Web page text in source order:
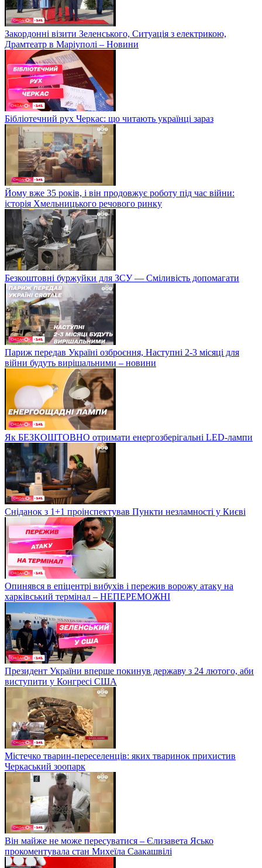
Закордонні візити Зеленського, Ситуація з електрикою,
Драмтеатр в Маріуполі – Новини
Бібліотечний рух Черкас: що читають українці зараз
Йому вже 35 років, і він продовжує роботу під час війни:
історія Хмельницького речового ринку
Безкоштовні буржуйки для ЗСУ — Сміливість допомагати
Париж передав Україні озброєння, Наступні 2-3 місяці для
війни будуть вирішальними – новини
Як БЕЗКОШТОВНО отримати енергозберігальні LED-лампи
Сніданок з 1+1 проінспектував Пункти незламності у Києві
Опинявся в епіцентрі вибухів і пережив ворожу атаку на
харківський термінал – НЕПЕРЕМОЖНІ
Президент України вперше покинув державу з 24 лютого, аби
виступити у Конгресі США
Містечко тварин-переселенців: яких тваринок прихистив
Черкаський зоопарк
Він майже не може пересуватися – Єлизавета Ясько
прокоментувала стан Михеїла Саакашвілі